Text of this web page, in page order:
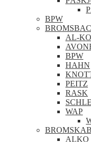
BPW
AL-KO
BPW
HAHN
PEITZ
RASK
WAP
ALKO